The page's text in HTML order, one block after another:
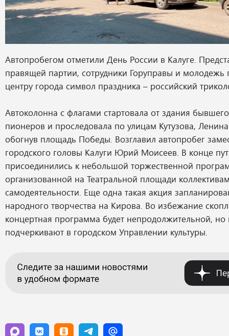
Автопробегом отметили День России в Калуге.
правящей партии, сотрудники Горуправы и молодежь
центру города символ праздника – российский
Автоколонна с флагами стартовала от здания
пионеров и проследовала по улицам Кутузова,
обогнув площадь Победы. Возглавил автопробег
городского головы Калуги Юрий Моисеев. В конце
присоединились к небольшой торжественной
организованной на Театральной площади
самодеятельности. Еще одна такая акция
народного творчества на Кирова. Во избежание
концертная программа будет непродолжительной,
подчеркивают в городском Управлении культуры.